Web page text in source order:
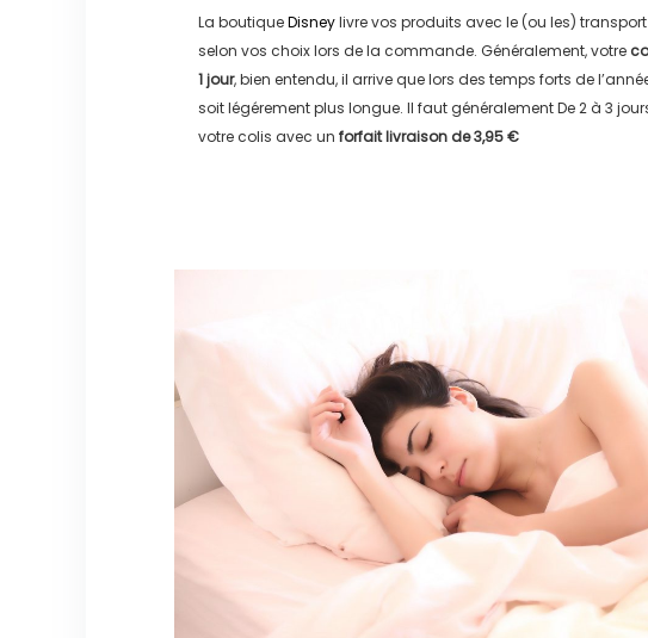
La boutiqueDisneylivre vos produits avec le (ou les) transport
selon vos choix lors de la commande. Généralement, votre
1 jour, bien entendu, il arrive que lors des temps forts de
soit légérement plus longue. Il faut généralementDe 2 à 3
votre colis avec un forfait livraison de3,95 €